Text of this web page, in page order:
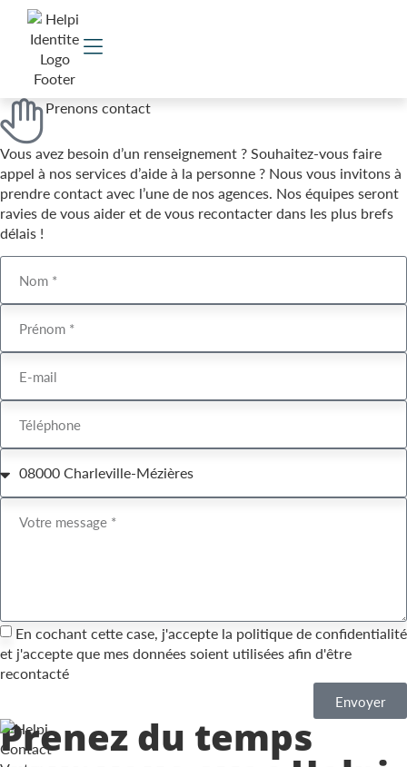
Prenons contact
Vous avez besoin d’un renseignement ? Souhaitez-vous faire
appel à nos services d’aide à la personne ? Nous vous invitons à
prendre contact avec l’une de nos agences. Nos équipes seront
ravies de vous aider et de vous recontacter dans les plus brefs
délais !
En cochant cette case, j'accepte la politique de confidentialité
et j'accepte que mes données soient utilisées afin d'être
recontacté
Envoyer
Prenez du temps